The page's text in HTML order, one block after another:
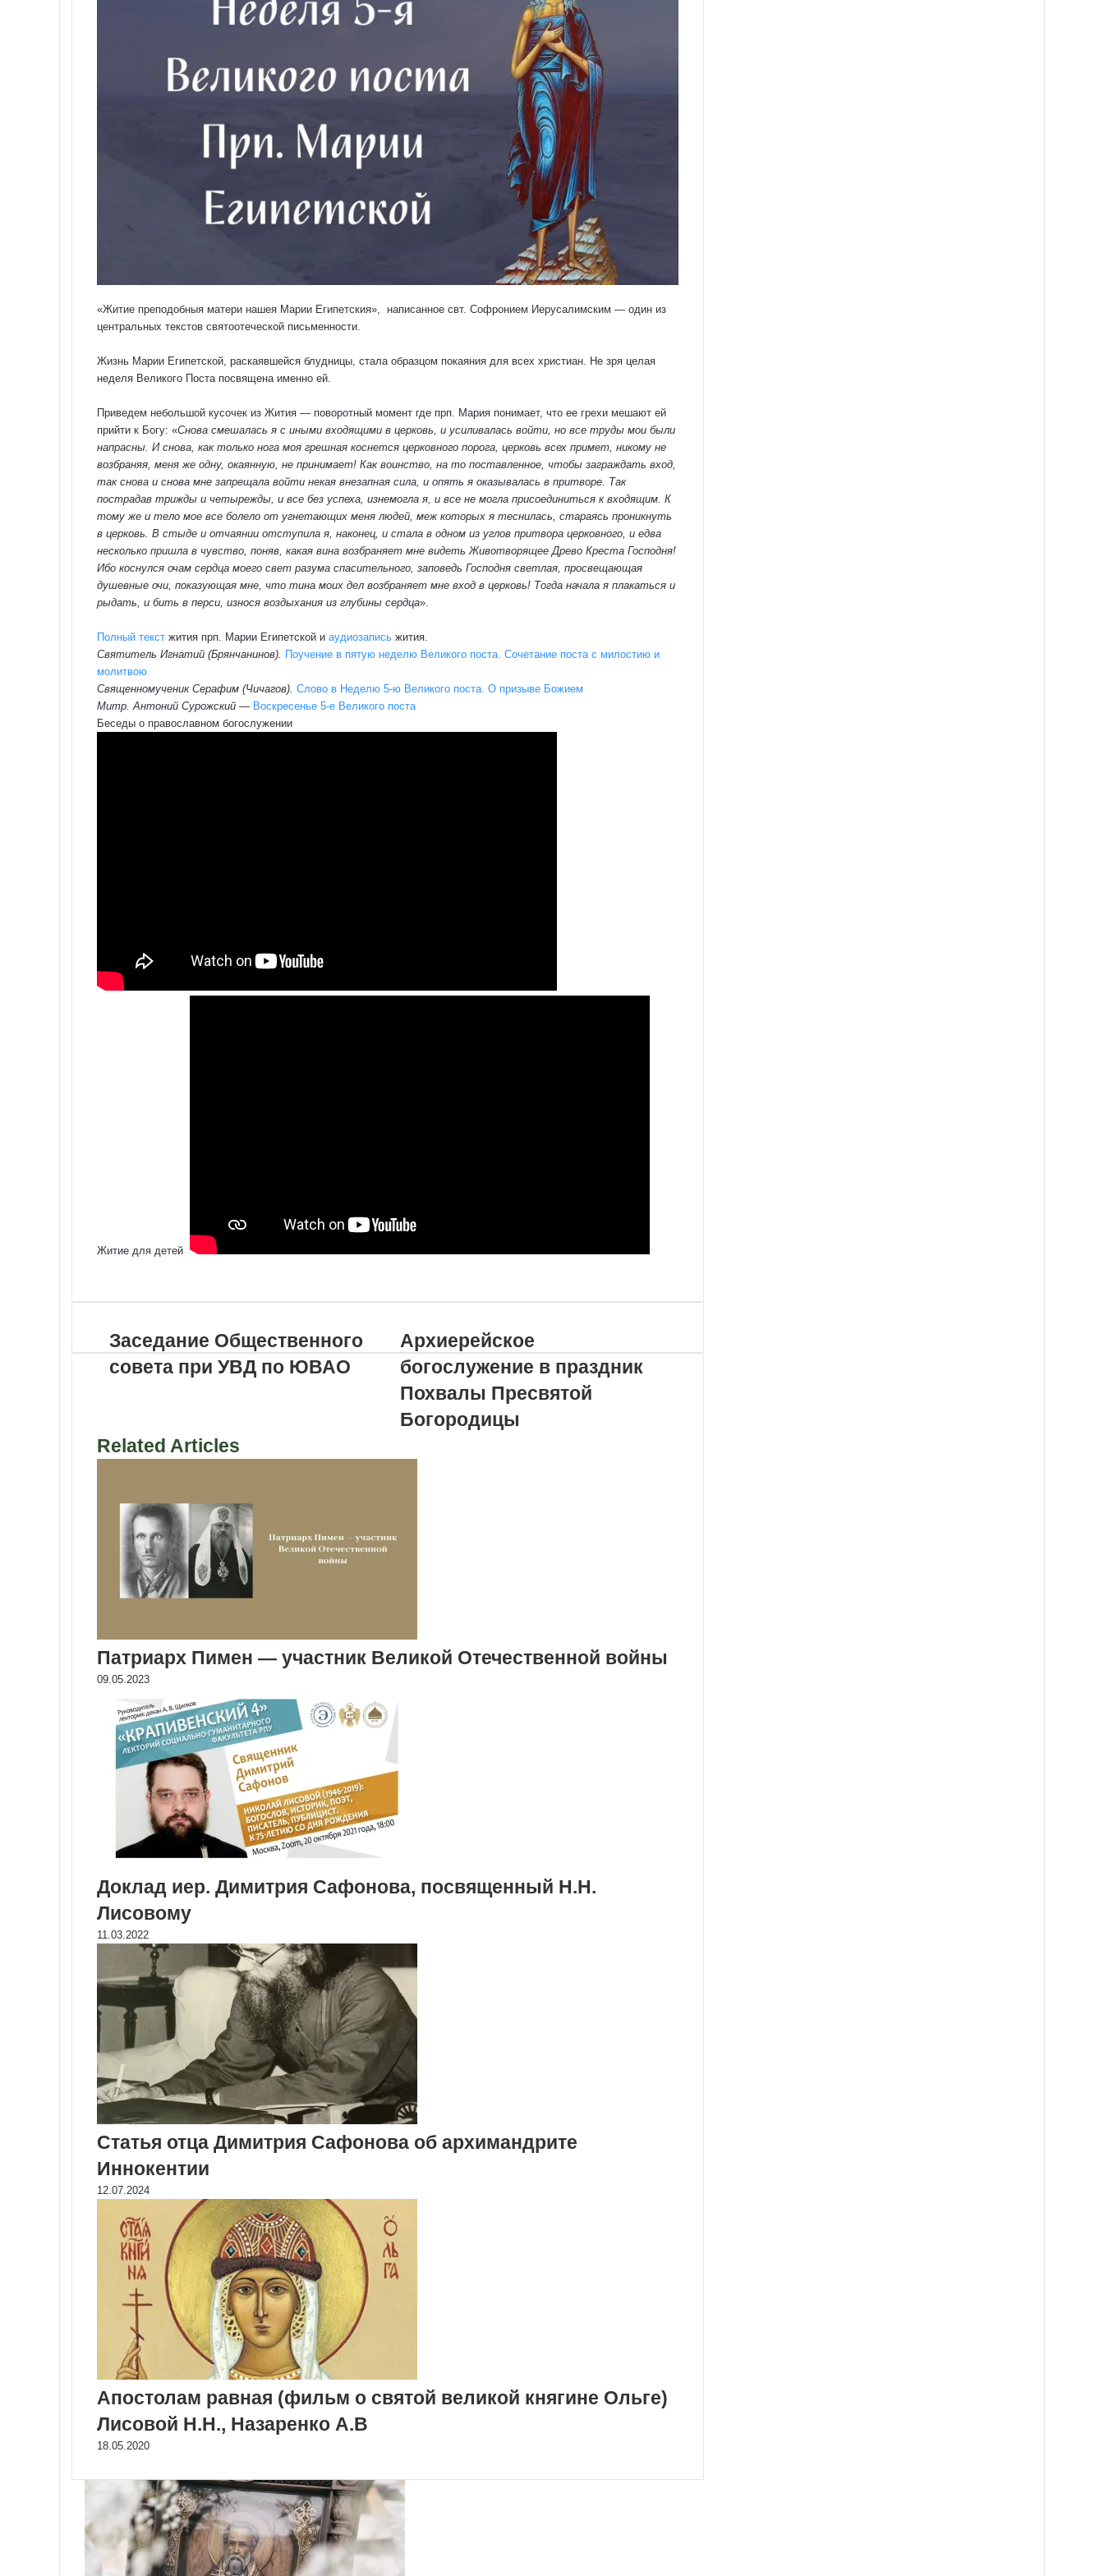
«Житие преподобныя матери нашея Марии Египетския», написанное свт. Софронием Иерусалимским — один из
центральных текстов святоотеческой письменности.
Жизнь Марии Египетской, раскаявшейся блудницы, стала образцом покаяния для всех христиан. Не зря целая
неделя Великого Поста посвящена именно ей.
Приведем небольшой кусочек из Жития — поворотный момент где прп. Мария понимает, что ее грехи мешают ей
прийти к Богу: «Снова смешалась я с иными входящими в церковь, и усиливалась войти, но все труды мои были
напрасны. И снова, как только нога моя грешная коснется церковного порога, церковь всех примет, никому не
возбраняя, меня же одну, окаянную, не принимает! Как воинство, на то поставленное, чтобы заграждать вход,
так снова и снова мне запрещала войти некая внезапная сила, и опять я оказывалась в притворе. Так
пострадав трижды и четырежды, и все без успеха, изнемогла я, и все не могла присоединиться к входящим. К
тому же и тело мое все болело от угнетающих меня людей, меж которых я теснилась, стараясь проникнуть
в церковь. В стыде и отчаянии отступила я, наконец, и стала в одном из углов притвора церковного, и едва
несколько пришла в чувство, поняв, какая вина возбраняет мне видеть Животворящее Древо Креста Господня!
Ибо коснулся очам сердца моего свет разума спасительного, заповедь Господня светлая, просвещающая
душевные очи, показующая мне, что тина моих дел возбраняет мне вход в церковь! Тогда начала я плакаться и
рыдать, и бить в перси, износя воздыхания из глубины сердца».
Полный текст жития прп. Марии Египетской и аудиозапись жития.
Святитель Игнатий (Брянчанинов). Поучение в пятую неделю Великого поста. Сочетание поста с милостию и
молитвою
Священномученик Серафим (Чичагов). Слово в Неделю 5-ю Великого поста. О призыве Божием
Митр. Антоний Сурожский — Воскресенье 5-е Великого поста
Беседы о православном богослужении
Житие для детей
почте
Заседание Общественного
совета при УВД по ЮВАО
Архиерейское
богослужение в праздник
Похвалы Пресвятой
Богородицы
Related Articles
Патриарх Пимен — участник Великой Отечественной войны
09.05.2023
Доклад иер. Димитрия Сафонова, посвященный Н.Н.
Лисовому
11.03.2022
Статья отца Димитрия Сафонова об архимандрите
Иннокентии
12.07.2024
Апостолам равная (фильм о святой великой княгине Ольге)
Лисовой Н.Н., Назаренко А.В
18.05.2020